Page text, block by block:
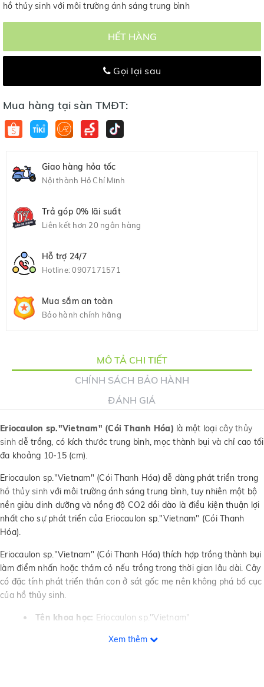
hồ thủy sinh với môi trường ánh sáng trung bình
HẾT HÀNG
Gọi lại sau
Mua hàng tại sàn TMĐT:
Giao hàng hỏa tốc
Nội thành Hồ Chí Minh
Trả góp 0% lãi suất
Liên kết hơn 20 ngân hàng
Hỗ trợ 24/7
Hotline:0907171571
Mua sắm an toàn
Bảo hành chính hãng
MÔ TẢ CHI TIẾT
CHÍNH SÁCH BẢO HÀNH
ĐÁNH GIÁ
Eriocaulon sp."Vietnam" (Cói Thanh Hóa) là một loại cây thủy
sinh dễ trồng, có kích thước trung bình, mọc thành bụi và chỉ cao tối
đa khoảng 10-15 (cm).
Eriocaulon sp."Vietnam" (Cói Thanh Hóa) dễ dàng phát triển trong
hồ thủy sinh với môi trường ánh sáng trung bình, tuy nhiên một bộ
nền giàu dinh dưỡng và nồng độ CO2 dồi dào là điều kiện thuận lợi
nhất cho sự phát triển của Eriocaulon sp."Vietnam" (Cói Thanh
Hóa).
Eriocaulon sp."Vietnam" (Cói Thanh Hóa) thích hợp trồng thành bụi
làm điểm nhấn hoặc thảm cỏ nếu trồng trong thời gian lâu dài. Cây
có đặc tính phát triển thân con ở sát gốc mẹ nên không phá bố cục
của hồ thủy sinh.
Tên khoa học: Eriocaulon sp."Vietnam"
Trung bình/Cao
Xem thêm